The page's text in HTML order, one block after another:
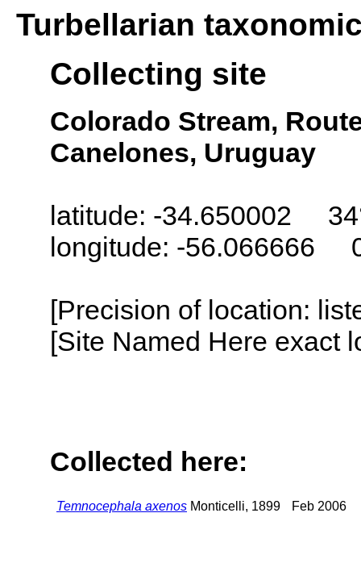
Turbellarian
Collecting site
Colorado Stream,
Canelones, Uruguay
latitude: -34.650002
longitude: -56.066666
[Precision of location:
[Site Named Here exact
Collected here:
Temnocephala axenos Monticelli, 1899 Feb 2006